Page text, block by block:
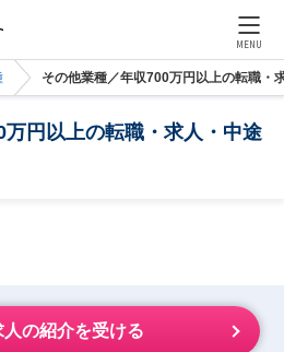
MENU
その他業種／年収700万円以上の転職・
円以上の転職・求人・中途
の紹介を受ける